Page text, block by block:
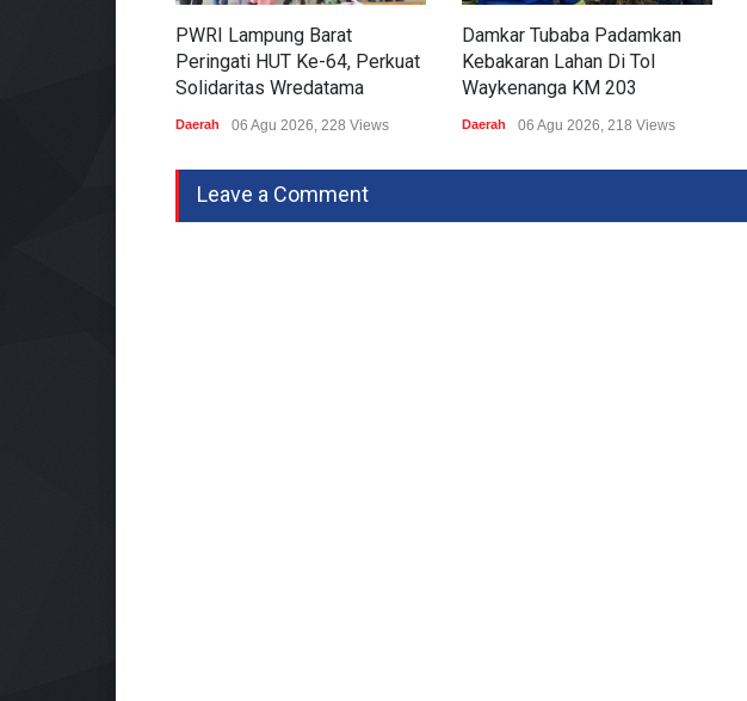
PWRI Lampung Barat
Peringati HUT Ke-64, Perkuat
Solidaritas Wredatama
Daerah 06 Agu 2026, 228 Views
Damkar Tubaba Padamkan
Kebakaran Lahan Di Tol
Waykenanga KM 203
Daerah 06 Agu 2026, 218 Views
Leave a Comment